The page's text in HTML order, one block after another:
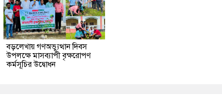
বড়লেখায় গণঅভ্যুত্থান দিবস
উপলক্ষে মাসব্যাপী বৃক্ষরোপণ
কর্মসূচির উদ্বোধন